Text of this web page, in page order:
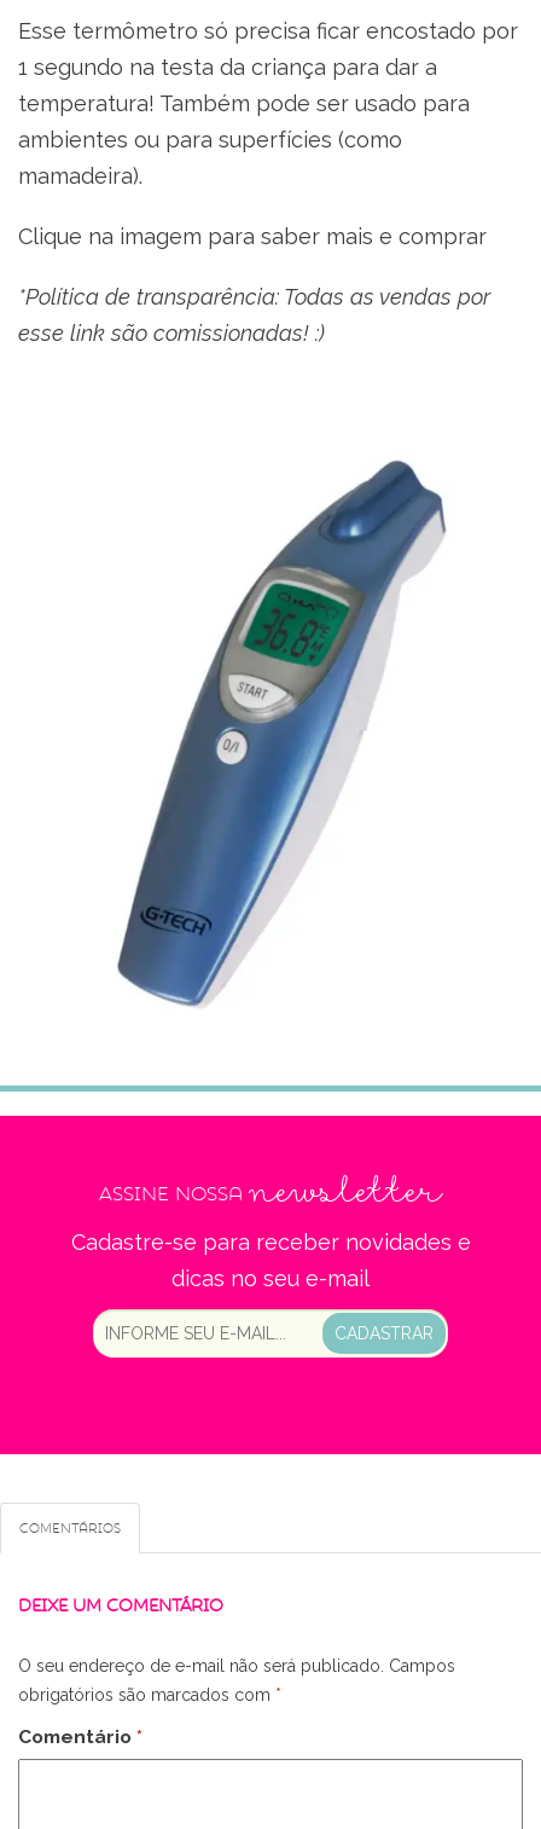
Esse termômetro só precisa ficar encostado por
1 segundo na testa da criança para dar a
temperatura! Também pode ser usado para
ambientes ou para superfícies (como
mamadeira).
Clique na imagem para saber mais e comprar
*Política de transparência: Todas as vendas por
esse link são comissionadas! :)
Assine nossanewsletter
Cadastre-se para receber novidades e
dicas no seu e-mail
CADASTRAR
Comentários
DEIXE UM COMENTÁRIO
O seu endereço de e-mail não será publicado. Campos
obrigatórios são marcados com *
Comentário *